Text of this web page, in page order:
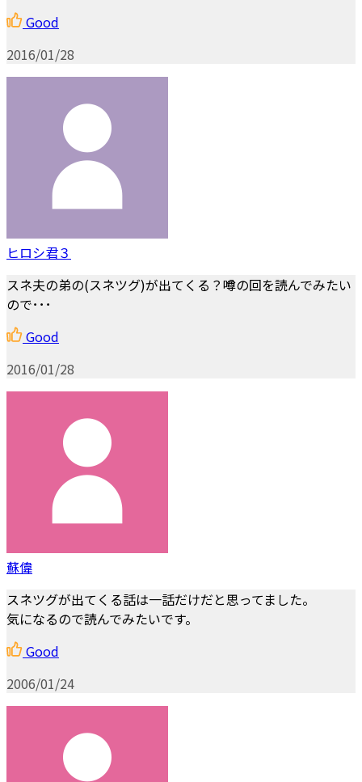
Good
2016/01/28
ヒロシ君３
スネ夫の弟の(スネツグ)が出てくる？噂の回を読んでみたい
ので･･･
Good
2016/01/28
蘇偉
スネツグが出てくる話は一話だけだと思ってました。
気になるので読んでみたいです。
Good
2006/01/24